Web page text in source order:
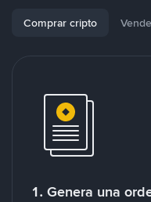
Comprar cripto
1. Genera una